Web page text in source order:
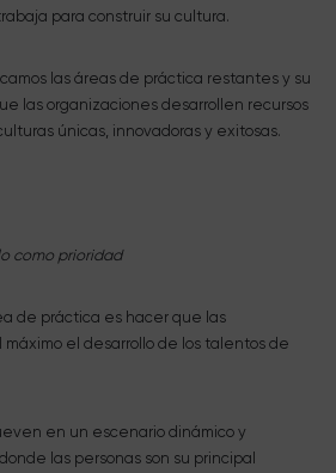
para construir su cultura.
las áreas de práctica restantes y su
las organizaciones desarrollen recursos
únicas, innovadoras y exitosas.
como prioridad
de práctica es hacer que las
el desarrollo de los talentos de
en un escenario dinámico y
las personas son su principal